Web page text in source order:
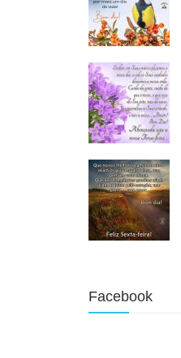
Facebook